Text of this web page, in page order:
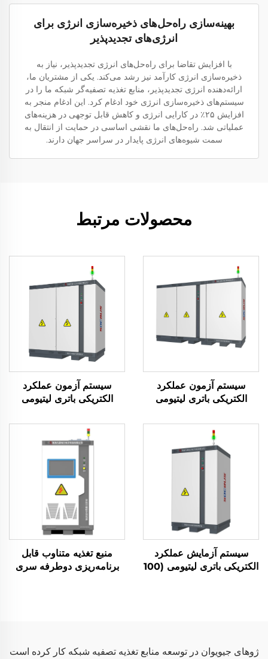
بهینه‌سازی راه‌حل‌های ذخیره‌سازی انرژی برای
انرژی‌های تجدیدپذیر
با افزایش تقاضا برای راه‌حل‌های انرژی تجدیدپذیر، نیاز به
ذخیره‌سازی انرژی کارآمد نیز رشد می‌کند. یکی از مشتریان ما،
ارائه‌دهنده انرژی تجدیدپذیر، منابع تغذیه تصفیه‌گر شبکه ما را در
سیستم‌های ذخیره‌سازی انرژی خود ادغام کرد. این ادغام منجر به
افزایش ۲۵٪ در کارایی انرژی و کاهش قابل توجهی در هزینه‌های
عملیاتی شد. راه‌حل‌های ما نقشی اساسی در حمایت از انتقال به
سمت شیوه‌های انرژی پایدار در سراسر جهان دارند.
محصولات مرتبط
سیستم آزمون عملکرد
الکتریکی باتری لیتیومی
سیستم آزمون عملکرد
الکتریکی باتری لیتیومی
سیستم آزمایش عملکرد
الکتریکی باتری لیتیومی (100
منبع تغذیه متناوب قابل
برنامه‌ریزی دوطرفه سری
ژوهای جیویوان در توسعه منابع تغذیه تصفیه شبکه کار کرده است